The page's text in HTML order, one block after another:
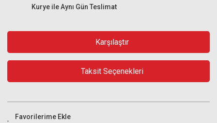
Kurye ile Aynı Gün Teslimat
Karşılaştır
Taksit Seçenekleri